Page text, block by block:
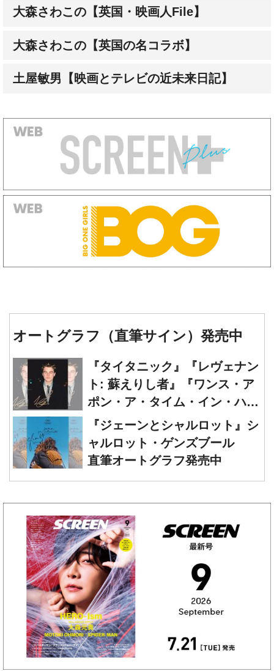
大森さわこの【英国・映画人File】
大森さわこの【英国の名コラボ】
土屋敏男【映画とテレビの近未来日記】
オートグラフ（直筆サイン）発売中
『タイタニック』『レヴェナン
ト: 蘇えりし者』『ワンス・ア
ポン・ア・タイム・イン・ハリ
ウッド』レオナルド・ディカプ
リオ 直筆オートグラフ発売中
『ジェーンとシャルロット』シ
ャルロット・ゲンズブール
直筆オートグラフ発売中